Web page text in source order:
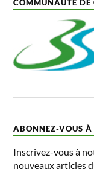
COMMUNAUTÉ DE
ABONNEZ-VOUS À
Inscrivez-vous à
nouveaux articles